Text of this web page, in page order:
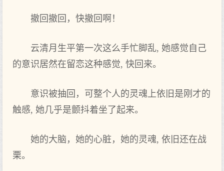
撤回撤回，快撤回啊！
云清月生平第一次这么手忙脚乱, 她感觉自己
的意识居然在留恋这种感觉, 快回来。
意识被抽回，可整个人的灵魂上依旧是刚才的
触感, 她几乎是颤抖着坐了起来。
她的大脑，她的心脏，她的灵魂, 依旧还在战
栗。